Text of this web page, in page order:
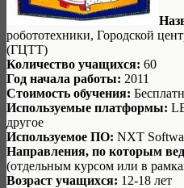
робототехники, Городской
(ГЦТТ)
Количество учащихся: 60
Год начала работы: 2011
Стоимость обучения:
Используемые платформы:
другое
Используемое ПО: NXT
Направления, по которым
(отдельным курсом или в
Возраст учащихся: 12-18 лет